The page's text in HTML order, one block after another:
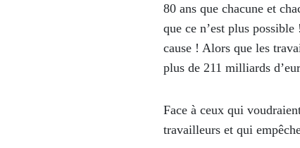
80 ans que chacune et
que ce n’est plus
cause ! Alors que les
plus de 211 milliards
Face à ceux qui
travailleurs et qui